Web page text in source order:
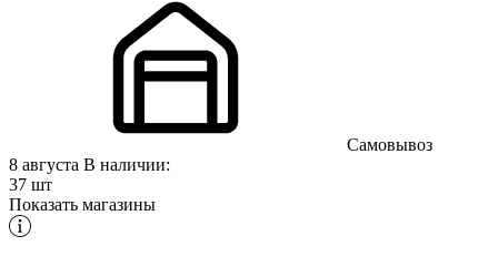
Самовывоз
8 августа В наличии:
37 шт
Показать магазины